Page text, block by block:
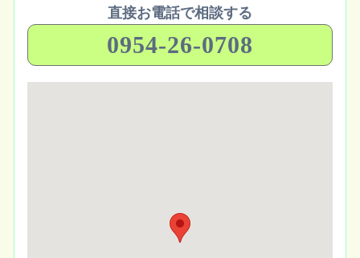
直接お電話で相談する
0954-26-0708